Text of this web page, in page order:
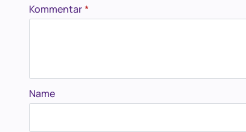
Kommentar*
Name